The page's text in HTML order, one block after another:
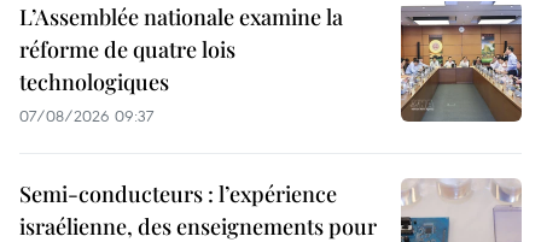
L’Assemblée nationale examine la
réforme de quatre lois
technologiques
07/08/2026 09:37
Semi-conducteurs : l’expérience
israélienne, des enseignements pour